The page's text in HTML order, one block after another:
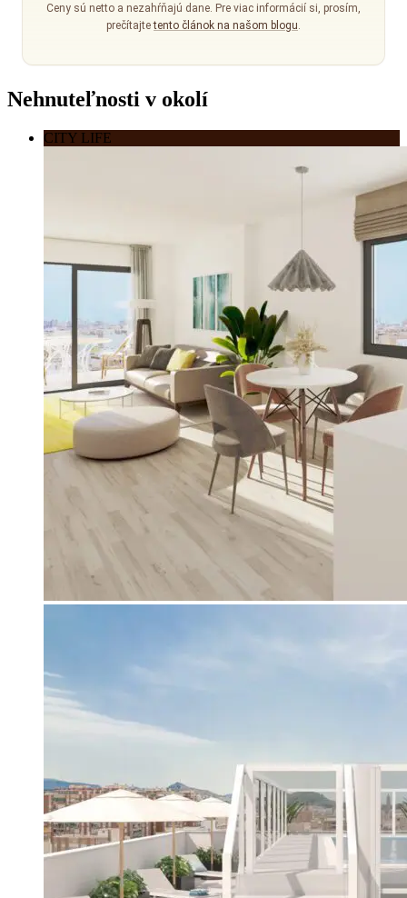
Ceny sú netto a nezahŕňajú dane. Pre viac informácií si, prosím,
prečítajtetento článok na našom blogu.
Nehnuteľnosti v okolí
CITY LIFE